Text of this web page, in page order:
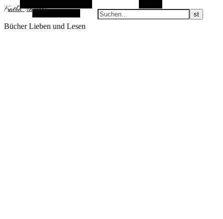
KathaFlauschi
Bücher Lieben und Lesen
Zufallsauswahl